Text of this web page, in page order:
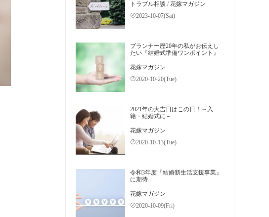
トラブル相談 /花嫁マガジン
2023-10-07(Sat)
プランナー歴20年の私がお伝えし
たい『結婚式準備ワンポイント』
花嫁マガジン
2020-10-20(Tue)
2021年の大吉日はこの日！～入
籍・結婚式に～
花嫁マガジン
2020-10-13(Tue)
令和3年度『結婚新生活支援事業』
に期待
花嫁マガジン
2020-10-09(Fri)